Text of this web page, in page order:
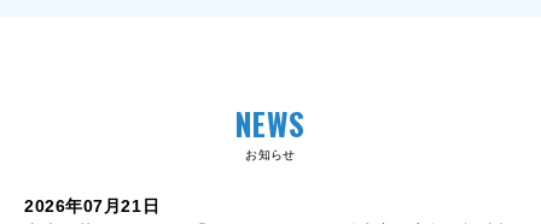
NEWS
お知らせ
2026年07月21日